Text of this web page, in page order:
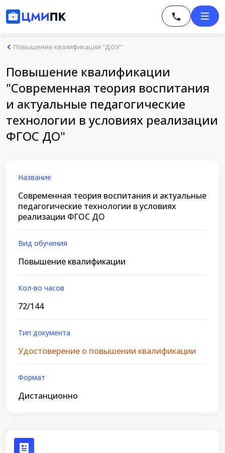
Повышение квалификации "ДОУ"
Повышение квалификации
"Современная теория воспитания
и актуальные педагогические
технологии в условиях реализации
ФГОС ДО"
Название
Современная теория воспитания и актуальные
педагогические технологии в условиях
реализации ФГОС ДО
Вид обучения
Повышение квалификации
Кол-во часов
72/144
Тип документа
Удостоверение о повышении квалификации
Формат
Дистанционно